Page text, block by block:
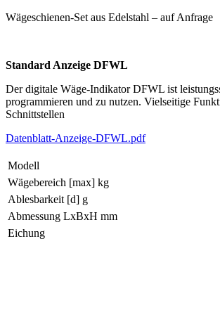
Wägeschienen-Set aus Edelstahl – auf Anfrage
Standard Anzeige DFWL
Der digitale Wäge-Indikator DFWL ist
programmieren und zu nutzen. Vielseitige
Schnittstellen
Datenblatt-Anzeige-DFWL.pdf
Modell
Wägebereich [max] kg
Ablesbarkeit [d] g
Abmessung LxBxH mm
Eichung